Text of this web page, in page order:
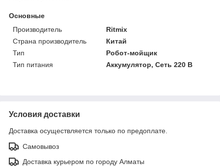
Основные
Производитель
Ritmix
Страна производитель
Китай
Тип
Робот-мойщик
Тип питания
Аккумулятор, Сеть 220 В
Условия доставки
Доставка осуществляется только по предоплате.
Самовывоз
Доставка курьером по городу Алматы